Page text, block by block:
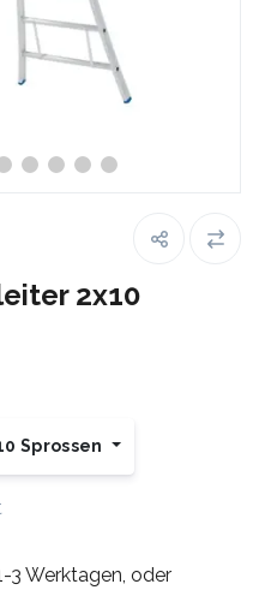
2x10
Sprossen
3 Werktagen, oder